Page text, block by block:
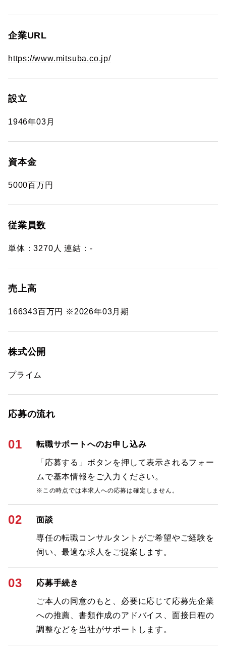
企業URL
https://www.mitsuba.co.jp/
設立
1946年03月
資本金
5000百万円
従業員数
単体：3270人 連結：-
売上高
166343百万円 ※2026年03月期
株式公開
プライム
応募の流れ
01 転職サポートへのお申し込み
「応募する」ボタンを押して表示されるフォー
ムで基本情報をご入力ください。
※この時点では本求人への応募は確定しません。
02 面談
専任の転職コンサルタントがご希望やご経験を
伺い、最適な求人をご提案します。
03 応募手続き
ご本人の同意のもと、必要に応じて応募先企業
への推薦、書類作成のアドバイス、面接日程の
調整などを当社がサポートします。